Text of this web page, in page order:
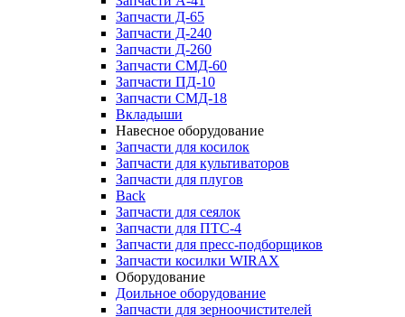
Запчасти Д-65
Запчасти Д-240
Запчасти Д-260
Запчасти СМД-60
Запчасти ПД-10
Запчасти СМД-18
Вкладыши
Навесное оборудование
Запчасти для косилок
Запчасти для культиваторов
Запчасти для плугов
Back
Запчасти для сеялок
Запчасти для ПТС-4
Запчасти для пресс-подборщиков
Запчасти косилки WIRAX
Оборудование
Доильное оборудование
Запчасти для зерноочистителей